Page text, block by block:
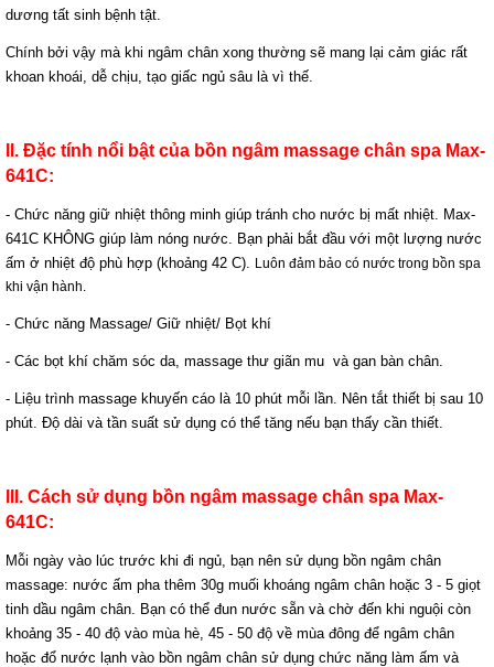
dương tất sinh bệnh tật.
Chính bởi vậy mà khi ngâm chân xong thường sẽ mang lại cảm giác rất
khoan khoái, dễ chịu, tạo giấc ngủ sâu là vì thế.
II. Đặc tính nổi bật của bồn ngâm massage chân spa Max-
641C:
- Chức năng giữ nhiệt thông minh giúp tránh cho nước bị mất nhiệt. Max-
641C KHÔNG giúp làm nóng nước. Bạn phải bắt đầu với một lượng nước
ấm ở nhiệt độ phù hợp (khoảng 42 C).
Luôn đảm bảo có nước trong bồn spa
khi vận hành.
- Chức năng Massage/ Giữ nhiệt/ Bọt khí
- Các bọt khí chăm sóc da, massage thư giãn mu và gan bàn chân.
- Liệu trình massage khuyến cáo là 10 phút mỗi lần. Nên tắt thiết bị sau 10
phút. Độ dài và tần suất sử dụng có thể tăng nếu bạn thấy cần thiết.
III. Cách sử dụng bồn ngâm massage chân spa Max-
641C:
Mỗi ngày vào lúc trước khi đi ngủ, bạn nên sử dụng bồn ngâm chân
massage: nước ấm pha thêm 30g muối khoáng ngâm chân hoặc 3 - 5 giọt
tinh dầu ngâm chân. Bạn có thể đun nước sẵn và chờ đến khi nguội còn
khoảng 35 - 40 độ vào mùa hè, 45 - 50 độ về mùa đông để ngâm chân
hoặc đổ nước lạnh vào bồn ngâm chân sử dụng chức năng làm ấm và